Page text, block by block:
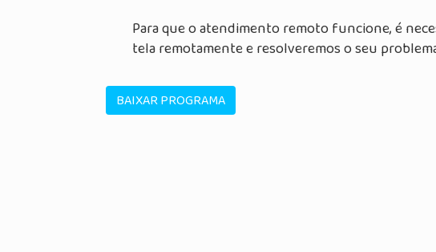
Para que o atendimento remoto funcione, é
tela remotamente e resolveremos o seu
BAIXAR PROGRAMA